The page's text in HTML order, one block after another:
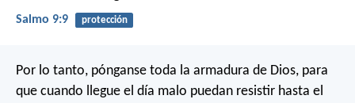
Salmo 9:9 protección
Por lo tanto, pónganse toda la armadura de Dios, para
que cuando llegue el día malo puedan resistir hasta el